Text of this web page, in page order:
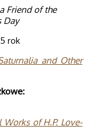
Friend of the
Day
rok
and Other
Works of H.P. Love­